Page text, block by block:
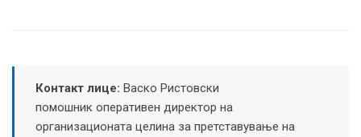
Контакт лице: Васко Ристовски
помошник оперативен директор на
организационата целина за претставување на